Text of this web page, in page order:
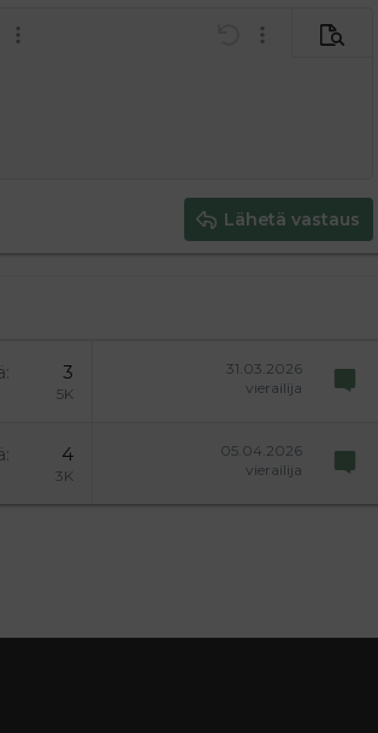
kuva
Laajennettuun editoriin… Kumoa
Lähetä vastaus
3
5K
31.03.2026
vierailija
4
3K
05.04.2026
vierailija